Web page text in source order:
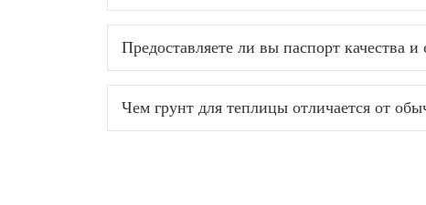
Предоставляете ли вы паспорт качества
Чем грунт для теплицы отличается от